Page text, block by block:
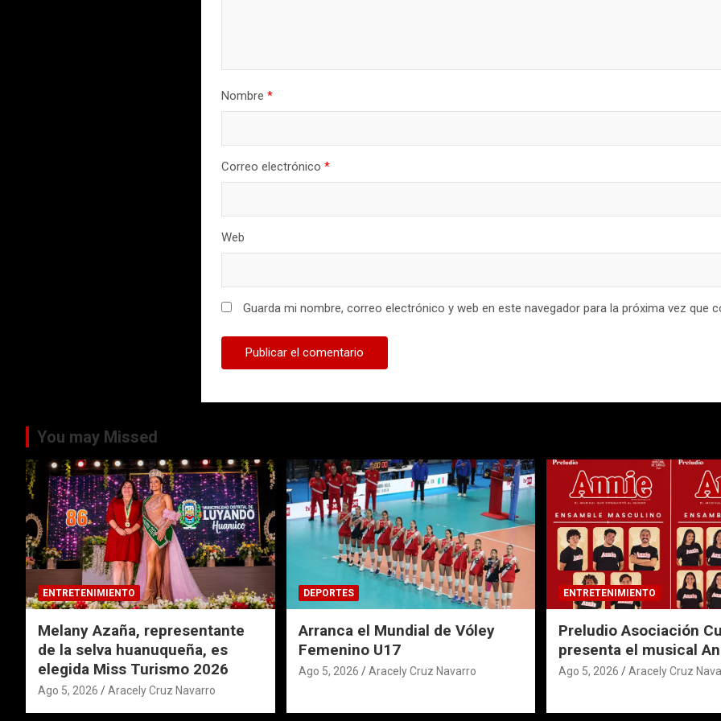
Nombre*
Correo electrónico*
Web
Guarda mi nombre, correo electrónico y web en este navegador para la próxima vez que
You may Missed
ENTRETENIMIENTO
Melany Azaña, representante
de la selva huanuqueña, es
elegida Miss Turismo 2026
Ago 5, 2026 Aracely Cruz Navarro
DEPORTES
Arranca el Mundial de Vóley
Femenino U17
Ago 5, 2026 Aracely Cruz Navarro
ENTRETENIMIENTO
Preludio Asociación
presenta el musical
Ago 5, 2026 Aracely Cruz